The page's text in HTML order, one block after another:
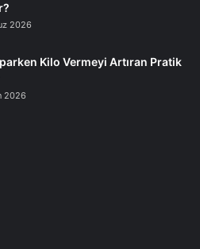
2026
Kilo Vermeyi Artıran Pratik
2026